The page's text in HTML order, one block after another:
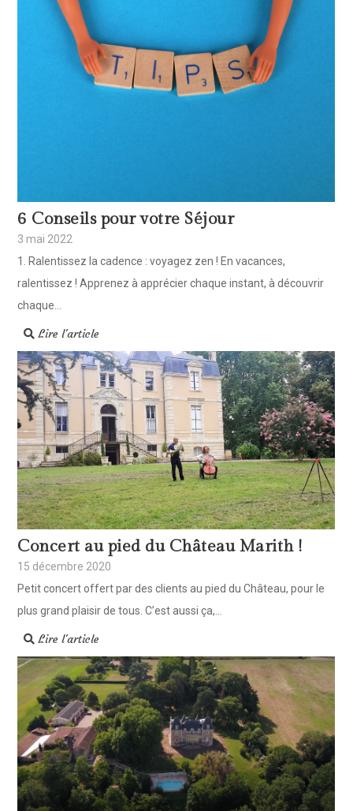
6 Conseils pour votre Séjour
3 mai 2022
1. Ralentissez la cadence : voyagez zen ! En vacances,
ralentissez ! Apprenez à apprécier chaque instant, à découvrir
chaque...
Lire l'article
Concert au pied du Château Marith !
15 décembre 2020
Petit concert offert par des clients au pied du Château, pour le
plus grand plaisir de tous. C’est aussi ça,...
Lire l'article